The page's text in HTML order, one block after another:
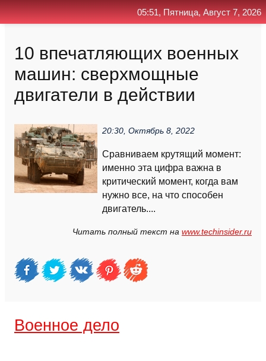
10 впечатляющих вoенных
машин: сверхмощные
двигатели в действии
20:30, Октябрь 8, 2022
Сравниваем крутящий момент:
именно эта цифра важна в
критический момент, когда вам
нужно все, на что способен
двигатель....
Читать полный текст на www.techinsider.ru
Военное дело
05:51, Пятница, Август 7, 2026